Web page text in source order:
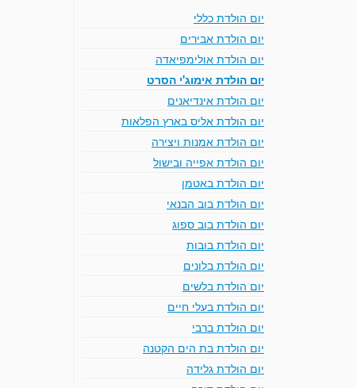
יום הולדת כללי
יום הולדת אבירים
יום הולדת אולימפיאדה
יום הולדת אימוג'י הסרט
יום הולדת אינדיאנים
יום הולדת אליס בארץ הפלאות
יום הולדת אמנות ויצירה
יום הולדת אפייה ובישול
יום הולדת באטמן
יום הולדת בוב הבנאי
יום הולדת בוב ספוג
יום הולדת בובות
יום הולדת בלונים
יום הולדת בלשים
יום הולדת בעלי חיים
יום הולדת ברבי
יום הולדת בת הים הקטנה
יום הולדת גלידה